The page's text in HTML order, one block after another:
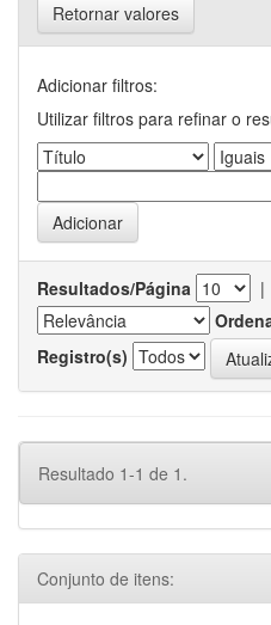
Retornar valores
Adicionar filtros:
Utilizar filtros para refinar o
Resultados/Página |
Registro(s)
Resultado 1-1 de 1.
Conjunto de itens: